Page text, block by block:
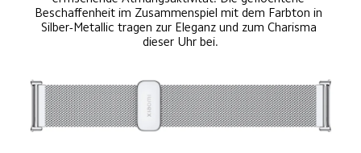
Beschaffenheit im Zusammenspiel mit dem Farbton in
Silber-Metallic tragen zur Eleganz und zum Charisma
dieser Uhr bei.